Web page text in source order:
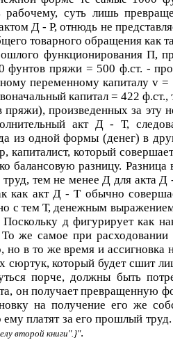
суть лишь
Д - Р, отнюдь не
товарного обращения как
функционирования П,
пряжи = 500 ф.ст. -
переменному капиталу v =
капитал = 422
произведенных за эту
акт Д - Т,
из одной формы (денег) в
капиталист, который
балансовую разницу.
труд, тем не менееД для актаД
как акт Д - Тобычно
с темТ, денежным
дфигурирует как
же самое при
в то же время и
сюртук, который будет сшит
порче, должны быть
он получает превращенную
на получение его же
платят за его прошлый
второй книги".} .